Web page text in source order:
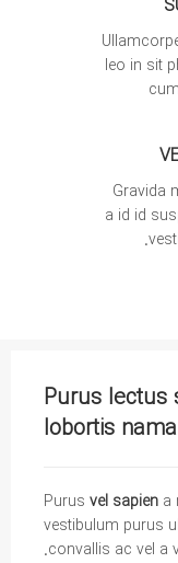
leo in sit
Gravida
a id id
Purus lectus
lobortis
Purus vel sapien a
vestibulum purus
convallis ac vel a